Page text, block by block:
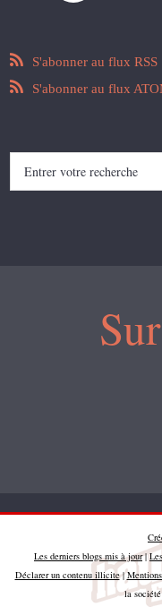
S'abonner au flux RSS
S'abonner au flux
Les derniers blogs mis à jour|
Déclarer un contenu illicite|
la